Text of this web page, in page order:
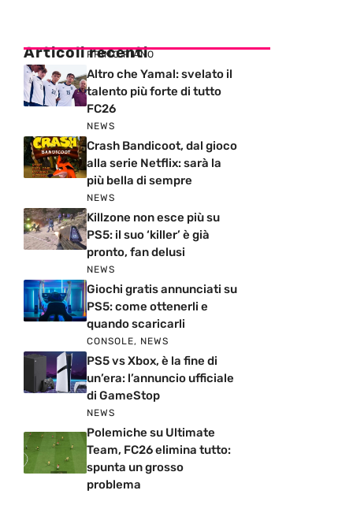
Articoli recenti
PRIMO PIANO
Altro che Yamal: svelato il
talento più forte di tutto
FC26
NEWS
Crash Bandicoot, dal gioco
alla serie Netflix: sarà la
più bella di sempre
NEWS
Killzone non esce più su
PS5: il suo ‘killer’ è già
pronto, fan delusi
NEWS
Giochi gratis annunciati su
PS5: come ottenerli e
quando scaricarli
CONSOLE, NEWS
PS5 vs Xbox, è la fine di
un’era: l’annuncio ufficiale
di GameStop
NEWS
Polemiche su Ultimate
Team, FC26 elimina tutto:
spunta un grosso
problema